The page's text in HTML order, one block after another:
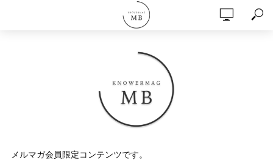
メルマガ会員限定コンテンツです。